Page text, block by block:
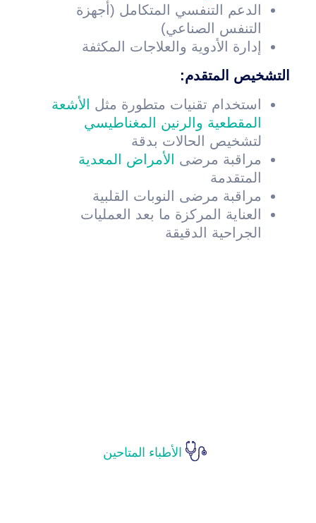
الدعم التنفسي المتكامل (أجهزة
التنفس الصناعي)
إدارة الأدوية والعلاجات المكثفة
التشخيص المتقدم:
استخدام تقنيات متطورة مثل
الأشعة
المقطعية والرنين المغناطيسي
لتشخيص الحالات بدقة
مراقبة مرضى
الأمراض المعدية
المتقدمة
مراقبة مرضى النوبات القلبية
العناية المركزة ما بعد العمليات
الجراحية الدقيقة
الأطباء المتاحين